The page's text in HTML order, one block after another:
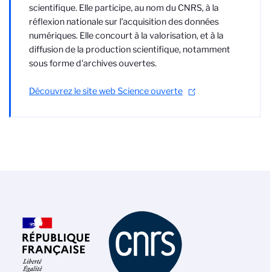
scientifique. Elle participe, au nom du CNRS, à la
réflexion nationale sur l'acquisition des données
numériques. Elle concourt à la valorisation, et à la
diffusion de la production scientifique, notamment
sous forme d'archives ouvertes.
Découvrez le site web Science ouverte